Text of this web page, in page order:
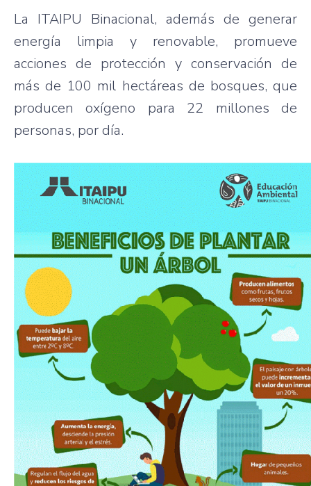
La ITAIPU Binacional, además de generar
energía limpia y renovable, promueve
acciones de protección y conservación de
más de 100 mil hectáreas de bosques, que
producen oxígeno para 22 millones de
personas, por día.